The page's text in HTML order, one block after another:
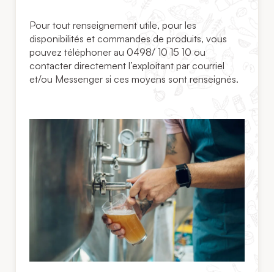
Pour tout renseignement utile, pour les
disponibilités et commandes de produits, vous
pouvez téléphoner au 0498/ 10 15 10 ou
contacter directement l’exploitant par courriel
et/ou Messenger si ces moyens sont renseignés.